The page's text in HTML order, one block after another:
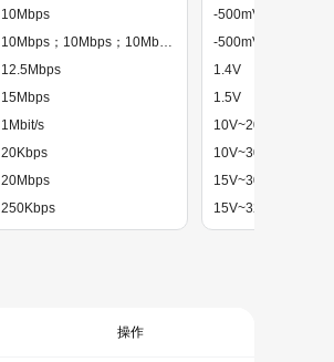
10Mbps
12.5Mbps
15Mbps
1Mbit/s
20Kbps
20Mbps
250Kbps
25Mbps
-500mV~18V
-500mV~30V
1.4V
1.5V
10V~20V
10V~30V
15V~30V
15V~32V
2.7V~24V
操作